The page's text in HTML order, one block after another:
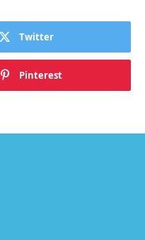
Twitter
Pinterest